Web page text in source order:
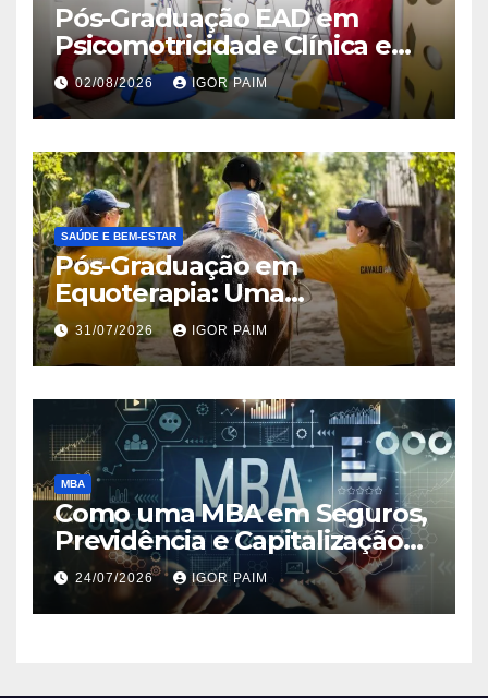
Pós-Graduação EAD em
Psicomotricidade Clínica e
Relacional
02/08/2026 IGOR PAIM
SAÚDE E BEM-ESTAR
Pós-Graduação em
Equoterapia: Uma
Abordagem Profissional e
Terapêutica
31/07/2026 IGOR PAIM
MBA
Como uma MBA em Seguros,
Previdência e Capitalização
Pode Ajudar na Sua Carreira
24/07/2026 IGOR PAIM